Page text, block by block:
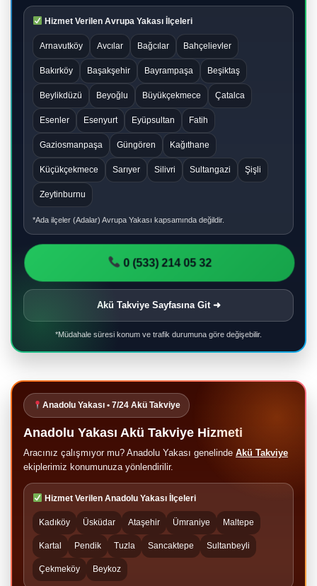
Hizmet Verilen Avrupa Yakası İlçeleri
Arnavutköy Avcılar Bağcılar Bahçelievler
Bakırköy Başakşehir Bayrampaşa Beşiktaş
Beylikdüzü Beyoğlu Büyükçekmece Çatalca
Esenler Esenyurt Eyüpsultan Fatih
Gaziosmanpaşa Güngören Kağıthane
Küçükçekmece Sarıyer Silivri Sultangazi Şişli
Zeytinburnu
*Ada ilçeler (Adalar) Avrupa Yakası kapsamında değildir.
0 (533) 214 05 32
Akü Takviye Sayfasına Git ➜
*Müdahale süresi konum ve trafik durumuna göre değişebilir.
Anadolu Yakası • 7/24 Akü Takviye
Anadolu Yakası Akü Takviye Hizmeti
Aracınız çalışmıyor mu? Anadolu Yakası genelinde Akü Takviye
ekiplerimiz konumunuza yönlendirilir.
Hizmet Verilen Anadolu Yakası İlçeleri
Kadıköy Üsküdar Ataşehir Ümraniye Maltepe
Kartal Pendik Tuzla Sancaktepe Sultanbeyli
Çekmeköy Beykoz